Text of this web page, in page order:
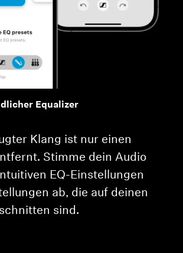
Equalizer
Klang ist nur einen
Stimme dein Audio
EQ-Einstellungen
ab, die auf deinen
sind.